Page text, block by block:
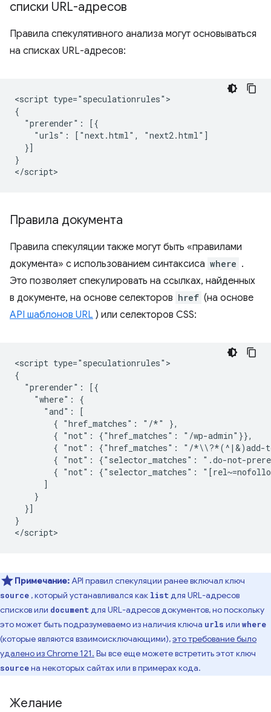
списки URL-адресов
Правила спекулятивного анализа могут основываться
на списках URL-адресов:
<script type="speculationrules">
{
  "prerender": [{
    "urls": ["next.html", "next2.html"]
  }]
}
Правила документа
Правила спекуляции также могут быть «правилами
документа» с использованием синтаксиса where .
Это позволяет спекулировать на ссылках, найденных
в документе, на основе селекторов href (на основе
API шаблонов URL ) или селекторов CSS:
<script type="speculationrules">
{
  "prerender": [{
    "where": {
      "and": [
        { "href_matches": "/*" },
        { "not": {"href_matches": "/wp-admin"}},
{ "not": {"href_matches": "/*\\?*(^|&)add-
{ "not": {"selector_matches": ".do-not-
{ "not": {"selector_matches":
      ]
    }
  }]
}
Примечание:API правил спекуляции ранее включал ключ
source , который устанавливался как listдля URL-адресов
списков или documentдля URL-адресов документов, но поскольку
это может быть подразумеваемо из наличия ключа urls или where
(которые являются взаимоисключающими),это требование было
удалено из Chrome 121. Вы все еще можете встретить этот ключ
sourceна некоторых сайтах или в примерах кода.
Желание